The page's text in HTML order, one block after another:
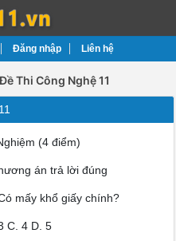
Đăng nhập Liên hệ
Đề Thi Công Nghệ 11
(4 điểm)
án trả lời đúng
mấy khổ giấy chính?
C. 4 D. 5